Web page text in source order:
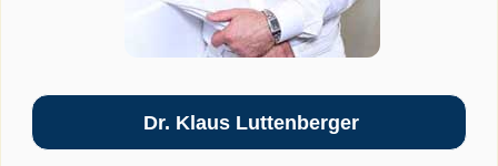
Dr. Klaus Luttenberger